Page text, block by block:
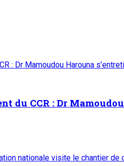
: Dr Mamoudou Harouna
du CCR : Dr
nationale visite le chantier